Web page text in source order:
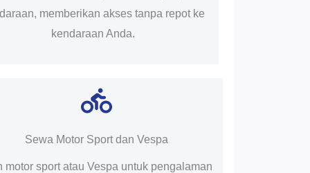
memberikan akses tanpa repot ke
kendaraan Anda.
Sewa Motor Sport dan Vespa
motor sport atau Vespa untuk pengalaman